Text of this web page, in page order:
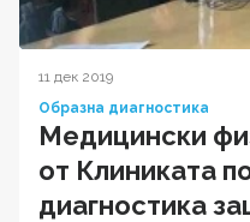
11 дек 2019
Образна диагностика
Медицински
от Клиниката
диагностика